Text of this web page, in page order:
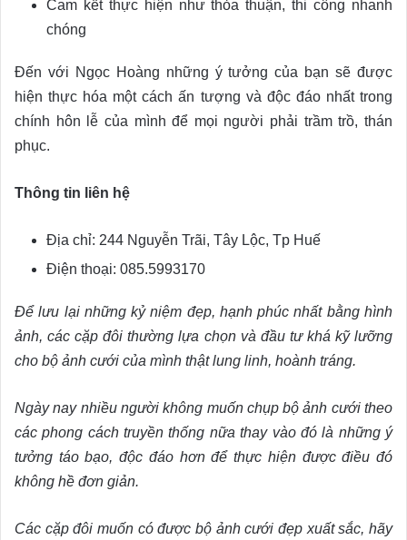
Cam kết thực hiện như thỏa thuận, thi công nhanh
chóng
Đến với Ngọc Hoàng những ý tưởng của bạn sẽ được
hiện thực hóa một cách ấn tượng và độc đáo nhất trong
chính hôn lễ của mình để mọi người phải trầm trồ, thán
phục.
Thông tin liên hệ
Địa chỉ: 244 Nguyễn Trãi, Tây Lộc, Tp Huế
Điện thoại: 085.5993170
Để lưu lại những kỷ niệm đẹp, hạnh phúc nhất bằng hình
ảnh, các cặp đôi thường lựa chọn và đầu tư khá kỹ lưỡng
cho bộ ảnh cưới của mình thật lung linh, hoành tráng.
Ngày nay nhiều người không muốn chụp bộ ảnh cưới theo
các phong cách truyền thống nữa thay vào đó là những ý
tưởng táo bạo, độc đáo hơn để thực hiện được điều đó
không hề đơn giản.
Các cặp đôi muốn có được bộ ảnh cưới đẹp xuất sắc, hãy